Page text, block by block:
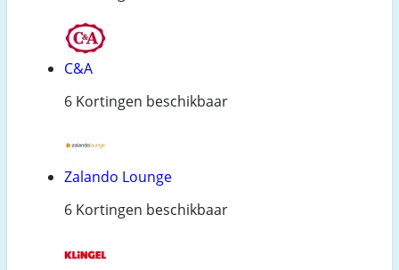
C&A
6 Kortingen beschikbaar
Zalando Lounge
6 Kortingen beschikbaar